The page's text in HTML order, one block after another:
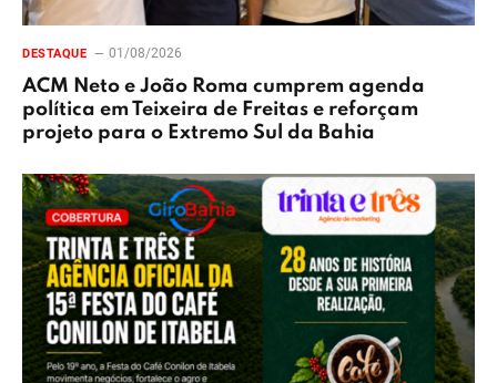
DESTAQUE 01/08/2026
ACM Neto e João Roma cumprem agenda
política em Teixeira de Freitas e reforçam
projeto para o Extremo Sul da Bahia